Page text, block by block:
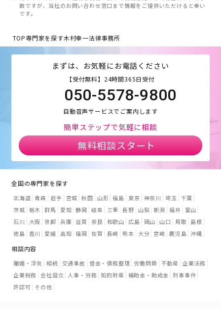
数ですが、当社のお問い合わせ窓口まで情報をご提供いただけると幸い
です。
TOP専門家を探す木村幸一法律事務所
まずは、お気軽にお電話ください
【受付無料】24時間365日受付
050-5578-9800
自動音声サービスでご案内します
簡単ステップで気軽に相談
無料相談スタート
全国の専門家を探す
北海道 青森 岩手 宮城 秋田 山形 福島 東京 神奈川 埼玉
千葉
茨城 栃木 群馬 愛知 静岡 岐阜 三重 長野 山梨 新潟 福井
富山
石川
大阪 京都 兵庫 滋賀 奈良 和歌山 広島 岡山 山口 鳥取
島根
徳島 香川 愛媛 高知 福岡 佐賀 長崎 熊本 大分 宮崎 鹿児島 沖縄
相談内容
離婚・浮気 相続 交通事故 借金・債務整理 労働問題 不動産 企業法務
企業税務 会社設立 人事・労務 知的財産 補助金・助成金 刑事事件
許認可 その他